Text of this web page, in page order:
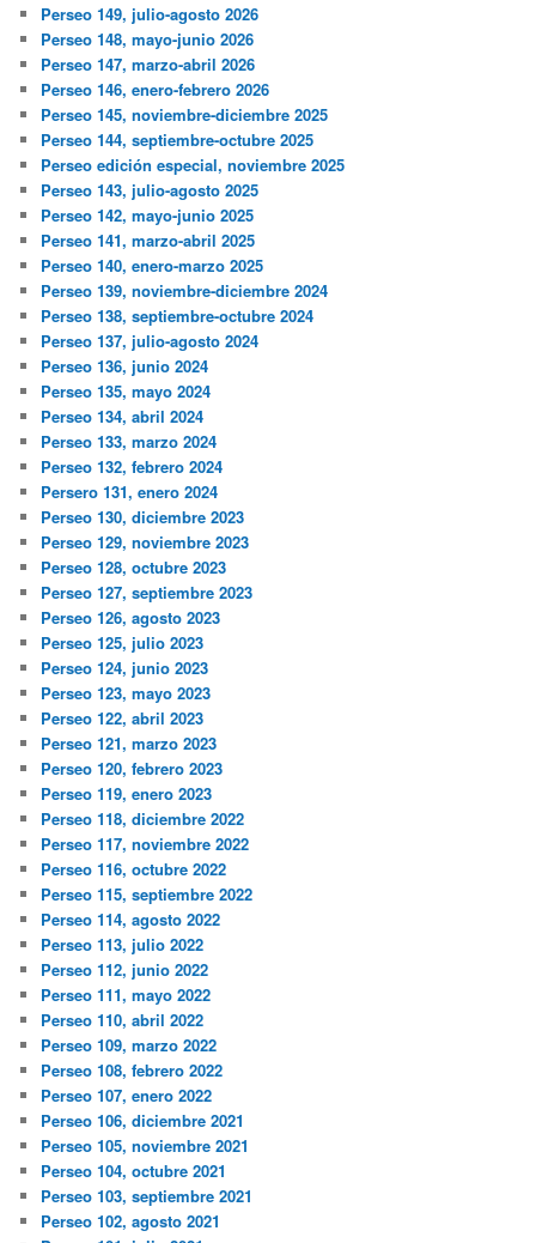
Perseo 149, julio-agosto 2026
Perseo 148, mayo-junio 2026
Perseo 147, marzo-abril 2026
Perseo 146, enero-febrero 2026
Perseo 145, noviembre-diciembre 2025
Perseo 144, septiembre-octubre 2025
Perseo edición especial, noviembre 2025
Perseo 143, julio-agosto 2025
Perseo 142, mayo-junio 2025
Perseo 141, marzo-abril 2025
Perseo 140, enero-marzo 2025
Perseo 139, noviembre-diciembre 2024
Perseo 138, septiembre-octubre 2024
Perseo 137, julio-agosto 2024
Perseo 136, junio 2024
Perseo 135, mayo 2024
Perseo 134, abril 2024
Perseo 133, marzo 2024
Perseo 132, febrero 2024
Persero 131, enero 2024
Perseo 130, diciembre 2023
Perseo 129, noviembre 2023
Perseo 128, octubre 2023
Perseo 127, septiembre 2023
Perseo 126, agosto 2023
Perseo 125, julio 2023
Perseo 124, junio 2023
Perseo 123, mayo 2023
Perseo 122, abril 2023
Perseo 121, marzo 2023
Perseo 120, febrero 2023
Perseo 119, enero 2023
Perseo 118, diciembre 2022
Perseo 117, noviembre 2022
Perseo 116, octubre 2022
Perseo 115, septiembre 2022
Perseo 114, agosto 2022
Perseo 113, julio 2022
Perseo 112, junio 2022
Perseo 111, mayo 2022
Perseo 110, abril 2022
Perseo 109, marzo 2022
Perseo 108, febrero 2022
Perseo 107, enero 2022
Perseo 106, diciembre 2021
Perseo 105, noviembre 2021
Perseo 104, octubre 2021
Perseo 103, septiembre 2021
Perseo 102, agosto 2021